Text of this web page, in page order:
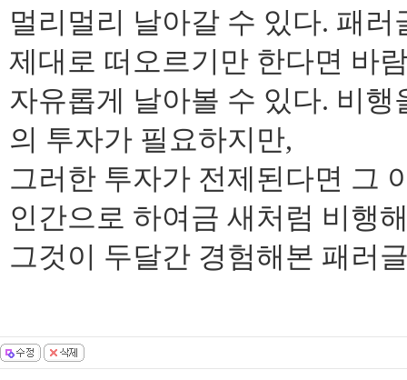
멀리멀리 날아갈 수 있다. 패
제대로 떠오르기만 한다면 바
자유롭게 날아볼 수 있다. 비
의 투자가 필요하지만,
그러한 투자가 전제된다면 그
인간으로 하여금 새처럼 비행
그것이 두달간 경험해본 패러